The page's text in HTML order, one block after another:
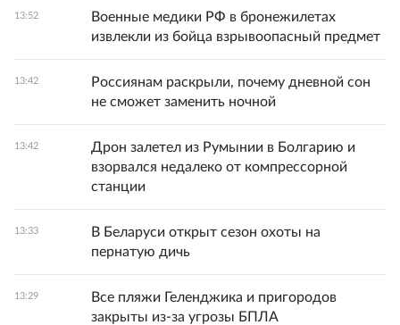
13:52
Военные медики РФ в бронежилетах
извлекли из бойца взрывоопасный предмет
13:42
Россиянам раскрыли, почему дневной сон
не сможет заменить ночной
13:42
Дрон залетел из Румынии в Болгарию и
взорвался недалеко от компрессорной
станции
13:33
В Беларуси открыт сезон охоты на
пернатую дичь
13:29
Все пляжи Геленджика и пригородов
закрыты из-за угрозы БПЛА